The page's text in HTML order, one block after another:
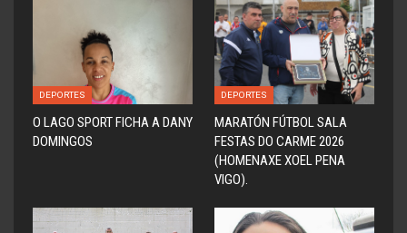
DEPORTES
O LAGO SPORT FICHA A DANY
DOMINGOS
DEPORTES
MARATÓN FÚTBOL SALA
FESTAS DO CARME 2026
(HOMENAXE XOEL PENA
VIGO).